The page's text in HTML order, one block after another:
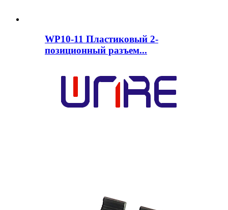
WP10-11 Пластиковый 2-
позиционный разъем...